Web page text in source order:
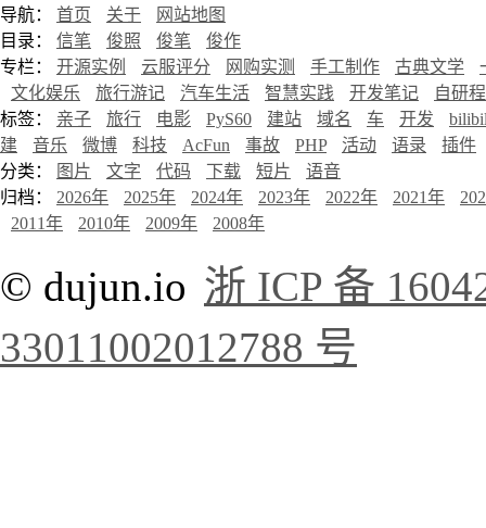
导航： 首页 关于
网站地图
目录： 信笔 俊照 俊笔
俊作
专栏： 开源实例 云服评分 网购实测 手工制作 古典文学
文化娱乐
旅行游记 汽车生活 智慧实践 开发笔记
自研
标签： 亲子 旅行 电影 PyS60 建站 域名 车 开发
建
音乐 微博 科技 AcFun 事故 PHP 活动 语录
插件
分类：
图片 文字 代码 下载 短片
语音
归档： 2026年 2025年 2024年 2023年 2022年 2021年
2011年
2010年 2009年 2008年
© dujun.io 浙 ICP 备
33011002012788 号